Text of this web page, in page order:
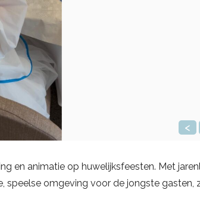
<
en animatie op huwelijksfeesten. Met
speelse omgeving voor de jongste gasten,